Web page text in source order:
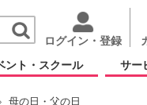
ログイン・登録
ント・スクール サー
母の日・父の日